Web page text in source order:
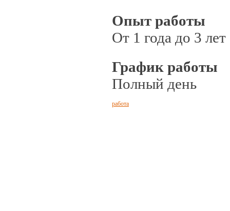
Опыт работы
От 1 года до 3 лет
График работы
Полный день
работа